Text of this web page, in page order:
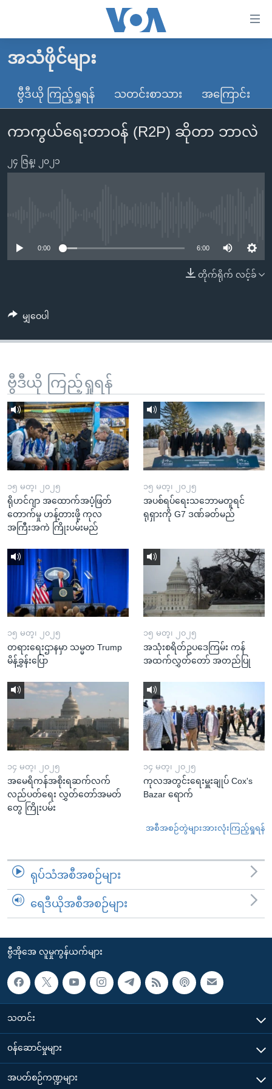
လွယ်ကူ
သည့်
များ
ပင်မ
ပင်မ
စာမျက်နှာ
ကျော်
ရန်
ရှာဖွေ
ရန်
နေရာ
သို့
ကျော်
ရန်
မူလစာမျက်နှာ
မြန်မာ
ကမ္ဘာ့သတင်းများ
နိုင်ငံတကာ
တရုတ်
ဗွီဒီယို
ရပ်ဝန်းတခု လမ်းတခု အလွန်
ရုပ်ရှင်ထဲက အင်္ဂလိပ်စာ
တီဗွီ
ရေဒီယို/တီဗွီအစီအစဉ်
ဗွီအိုအေ လူမှုကွန်ယက်များ
ဘာသာစကားများ
အသံဖိုင်များ
ဗွီဒီယို ကြည့်ရှုရန် သတင်းစာသား အကြောင်း
ကာကွယ်ရေးတာဝန် (R2P) ဆိုတာ ဘာလဲ
၂၄ ဇြန္၊ ၂၀၂၁
0:00 6:00
တိုက်ရိုက် လင့်ခ်
မျှဝေပါ
ဗွီဒီယို ကြည့်ရှုရန်
၁၅ မတ္၊ ၂၀၂၅
ရိုဟင်ဂျာ အထောက်အပံ့ဖြတ်
တောက်မှု ဟန့်တားဖို့ ကုလ
အကြီးအကဲ ကြိုးပမ်းမည်
၁၅ မတ္၊ ၂၀၂၅
အပစ်ရပ်ရေးသဘောမတူရင်
ရုရှားကို G7 ဒဏ်ခတ်မည်
၁၅ မတ္၊ ၂၀၂၅
တရားရေးဌာနမှာ သမ္မတ Trump
မိန့်ခွန်းပြော
၁၅ မတ္၊ ၂၀၂၅
အသုံးစရိတ်ဥပဒေကြမ်း ကန်
အထက်လွှတ်တော် အတည်ပြု
၁၄ မတ္၊ ၂၀၂၅
အမေရိကန်အစိုးရဆက်လက်
လည်ပတ်ရေး လွှတ်တော်အမတ်
တွေ ကြိုးပမ်း
၁၄ မတ္၊ ၂၀၂၅
ကုလအတွင်းရေးမှူးချုပ် Cox's
Bazar ရောက်
အစီအစဉ်တွဲများအားလုံးကြည့်ရှုရန်
ရုပ်သံအစီအစဉ်များ
ရေဒီယိုအစီအစဉ်များ
ဗွီအိုအေ လူမှုကွန်ယက်များ
သတင်း
၀န်ဆောင်မှုများ
အပတ်စဉ်ကဏ္ဍများ